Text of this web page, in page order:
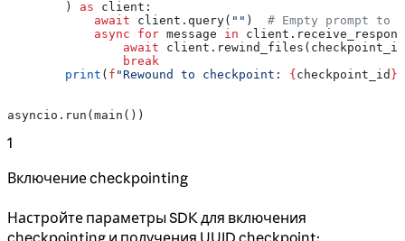
        )
as client:
            await
client.query( "" ) # Empty prompt to
            async
for message in
                await
                break
        print
( f "Rewound to checkpoint: { checkpoint_id }
asyncio.run(main())
1
Включение checkpointing
Настройте параметры SDK для включения
checkpointing и получения UUID checkpoint: